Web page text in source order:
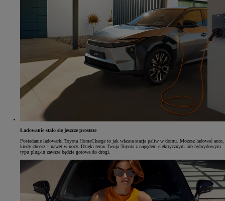
Ładowanie stało się jeszcze prostsze
Posiadanie ładowarki Toyota HomeCharge to jak własna stacja paliw w domu. Możesz ładować auto,
kiedy chcesz – nawet w nocy. Dzięki temu Twoja Toyota z napędem elektrycznym lub hybrydowym
typu plug-in zawsze będzie gotowa do drogi.